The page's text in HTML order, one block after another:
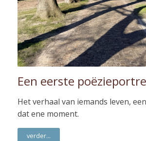
Een eerste
Het verhaal van iemands leven,
dat ene moment.
verder...